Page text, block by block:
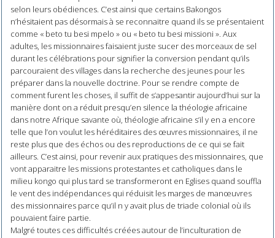
selon leurs obédiences. C’est ainsi que certains Bakongos
n’hésitaient pas désormais à se reconnaitre quand ils se présentaient
comme « beto tu besi mpelo » ou « beto tu besi missioni ». Aux
adultes, les missionnaires faisaient juste sucer des morceaux de sel
durant les célébrations pour signifier la conversion pendant qu’ils
parcouraient des villages dans la recherche des jeunes pour les
préparer dans la nouvelle doctrine. Pour se rendre compte de
comment furent les choses, il suffit de s’appesantir aujourd’hui sur la
manière dont on a réduit presqu’en silence la théologie africaine
dans notre Afrique savante où, théologie africaine s’il y en a encore
telle que l’on voulut les héréditaires des œuvres missionnaires, il ne
reste plus que des échos ou des reproductions de ce qui se fait
ailleurs. C’est ainsi, pour revenir aux pratiques des missionnaires, que
vont apparaitre les missions protestantes et catholiques dans le
milieu kongo qui plus tard se transformeront en Eglises quand souffla
le vent des indépendances qui réduisit les marges de manœuvres
des missionnaires parce qu’il n y avait plus de triade colonial où ils
pouvaient faire partie.
Malgré toutes ces difficultés créées autour de l’inculturation de